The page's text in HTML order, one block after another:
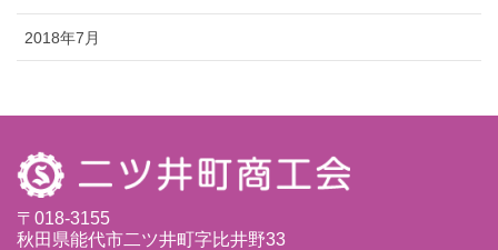
2018年7月
〒018-3155
秋田県能代市二ツ井町字比井野33